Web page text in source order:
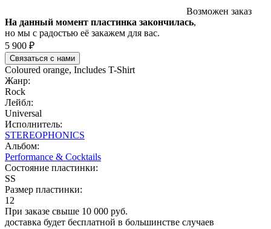
Возможен заказ
На данный момент пластинка закончилась,
но мы с радостью её закажем для вас.
5 900 ₽
Связаться с нами
Coloured orange, Includes T-Shirt
Жанр:
Rock
Лейбл:
Universal
Исполнитель:
STEREOPHONICS
Альбом:
Performance & Cocktails
Состояние пластинки:
SS
Размер пластинки:
12
При заказе свыше 10 000 руб.
доставка будет бесплатной в большинстве случаев